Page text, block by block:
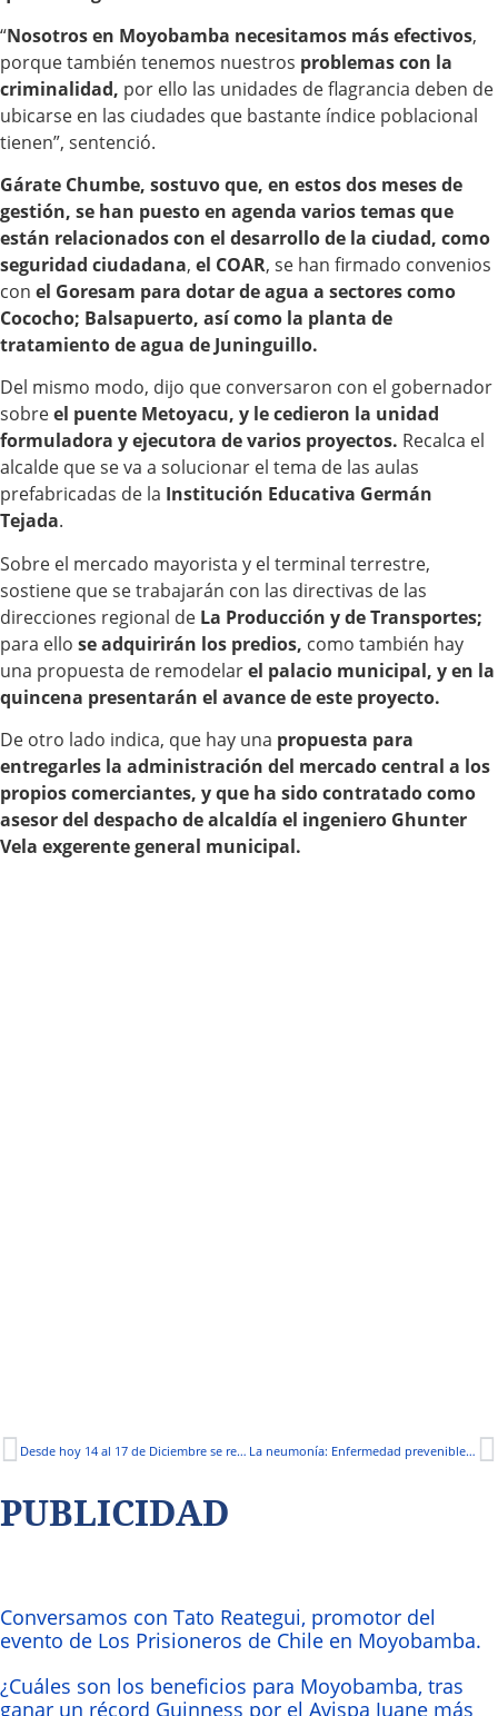
“Nosotros en Moyobamba necesitamos más efectivos,
porque también tenemos nuestros problemas con la
criminalidad, por ello las unidades de flagrancia deben de
ubicarse en las ciudades que bastante índice poblacional
tienen”, sentenció.
Gárate Chumbe, sostuvo que, en estos dos meses de
gestión, se han puesto en agenda varios temas que
están relacionados con el desarrollo de la ciudad, como
seguridad ciudadana, el COAR, se han firmado convenios
con el Goresam para dotar de agua a sectores como
Cococho; Balsapuerto, así como la planta de
tratamiento de agua de Juninguillo.
Del mismo modo, dijo que conversaron con el gobernador
sobreel puente Metoyacu, y le cedieron la unidad
formuladora y ejecutora de varios proyectos. Recalca el
alcalde que se va a solucionar el tema de las aulas
prefabricadas de la Institución Educativa Germán
Tejada.
Sobre el mercado mayorista y el terminal terrestre,
sostiene que se trabajarán con las directivas de las
direcciones regional de La Producción y de Transportes;
para ello se adquirirán los predios, como también hay
una propuesta de remodelarel palacio municipal, y en la
quincena presentarán el avance de este proyecto.
De otro lado indica, que hay una propuesta para
entregarles la administración del mercado central a los
propios comerciantes, y que ha sido contratado como
asesor del despacho de alcaldía el ingeniero Ghunter
Vela exgerente general municipal.
Desde hoy 14 al 17 de Diciembre se realizará la VIII Feria del Libro de Moyobamba La neumonía: Enfermedad prevenible mediante vacunación
PUBLICIDAD
Conversamos con Tato Reategui, promotor del
evento de Los Prisioneros de Chile en Moyobamba.
¿Cuáles son los beneficios para Moyobamba, tras
ganar un récord Guinness por el Avispa Juane más